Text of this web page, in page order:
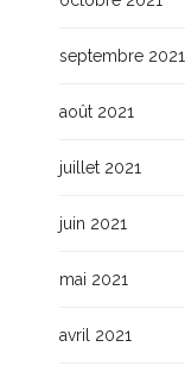
septembre 2021
août 2021
juillet 2021
juin 2021
mai 2021
avril 2021